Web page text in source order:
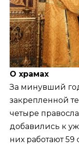
О храмах
За минувший
закрепленной
четыре
добавились к
них работают